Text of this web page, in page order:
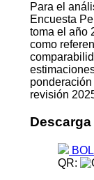
Para el
Encuesta
toma el año
como
revisión
Descarga
QR: